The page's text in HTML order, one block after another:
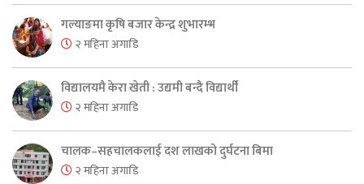
गल्याङमा कृषि बजार केन्द्र शुभारम्भ
२ महिना अगाडि
विद्यालयमै केरा खेती : उद्यमी बन्दै विद्यार्थी
२ महिना अगाडि
चालक–सहचालकलाई दश लाखको दुर्घटना बिमा
२ महिना अगाडि